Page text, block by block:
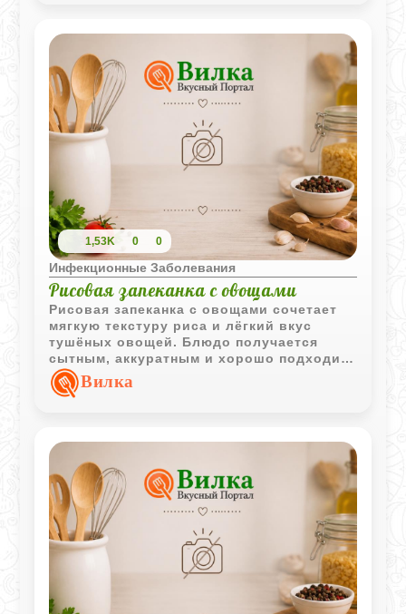
1,53K 0 0
Инфекционные Заболевания
Рисовая запеканка с овощами
Рисовая запеканка с овощами сочетает
мягкую текстуру риса и лёгкий вкус
тушёных овощей. Блюдо получается
сытным, аккуратным и хорошо подходит
для домашнего обеда или лёгкого ужина.
Вилка